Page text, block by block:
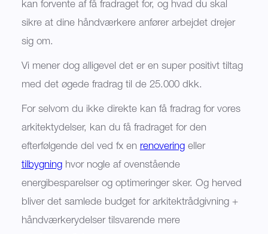
kan forvente af få fradraget for, og hvad du skal
sikre at dine håndværkere anfører arbejdet drejer
sig om.
Vi mener dog alligevel det er en super positivt tiltag
med det øgede fradrag til de 25.000 dkk.
For selvom du ikke direkte kan få fradrag for vores
arkitektydelser, kan du få fradraget for den
efterfølgende del ved fx en renoveringeller
tilbygninghvor nogle af ovenstående
energibesparelser og optimeringer sker. Og herved
bliver det samlede budget for arkitektrådgivning +
håndværkerydelser tilsvarende mere